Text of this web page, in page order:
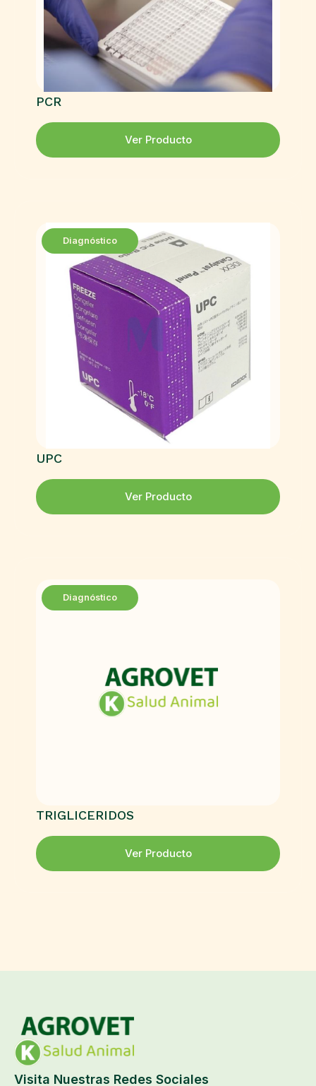
PCR
Ver Producto
Diagnóstico
UPC
Ver Producto
Diagnóstico
TRIGLICERIDOS
Ver Producto
Visita Nuestras Redes Sociales